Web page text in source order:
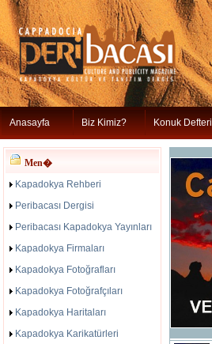
Anasayfa Biz Kimiz? Konuk Defteri
Men�
Kapadokya Rehberi
Peribacası Dergisi
Peribacası Kapadokya Yayınları
Kapadokya Firmaları
Kapadokya Fotoğrafları
Kapadokya Fotoğrafçıları
Kapadokya Haritaları
Kapadokya Karikatürleri